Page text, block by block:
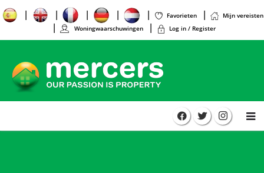
Favorieten
Mijn vereisten
Woningwaarschuwingen
Log in / Register